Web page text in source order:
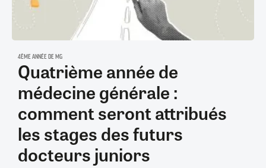
4ÈME ANNÉE DE MG
Quatrième année de
médecine générale :
comment seront attribués
les stages des futurs
docteurs juniors